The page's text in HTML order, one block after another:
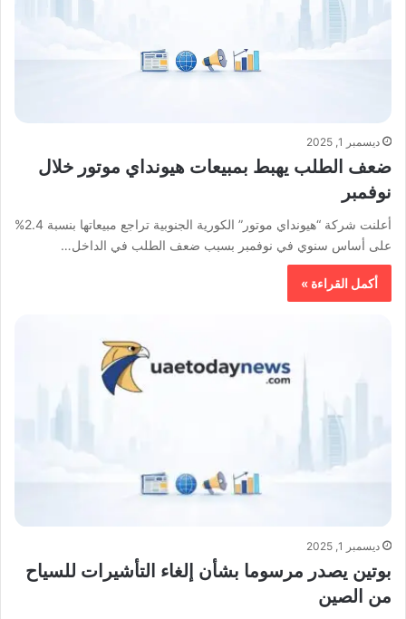
ديسمبر 1, 2025
ضعف الطلب يهبط بمبيعات هيونداي موتور خلال
نوفمبر
أعلنت شركة “هيونداي موتور” الكورية الجنوبية تراجع مبيعاتها بنسبة 2.4%
على أساس سنوي في نوفمبر بسبب ضعف الطلب في الداخل…
أكمل القراءة »
ديسمبر 1, 2025
بوتين يصدر مرسوما بشأن إلغاء التأشيرات للسياح
من الصين